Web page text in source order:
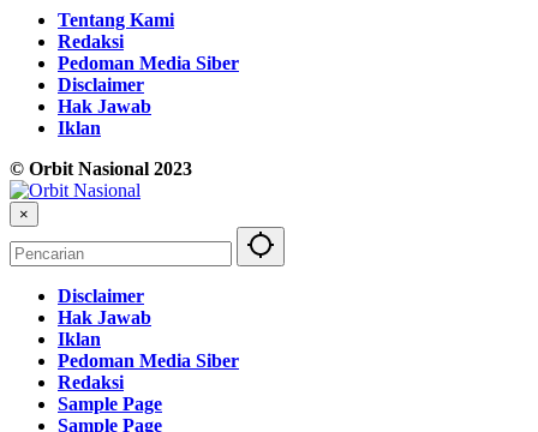
Tentang Kami
Redaksi
Pedoman Media Siber
Disclaimer
Hak Jawab
Iklan
© Orbit Nasional 2023
×
Disclaimer
Hak Jawab
Iklan
Pedoman Media Siber
Redaksi
Sample Page
Sample Page